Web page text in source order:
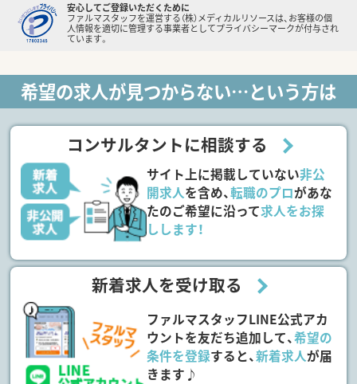
安心してご登録いただくために
ファルマスタッフを運営する（株）メディカルリソースは、お客様の個
人情報を適切に管理する事業者としてプライバシーマークが付与され
ています。
希望の求人が見つからない…という方は
コンサルタントに相談する
サイト上に掲載していない非公
開求人を含め、転職のプロがあな
たのご希望に沿って求人をお探
しします！
新着求人を受け取る
ファルマスタッフLINE公式アカ
ウントを友だち追加して、希望の
条件を登録すると、新着求人が届
きます♪